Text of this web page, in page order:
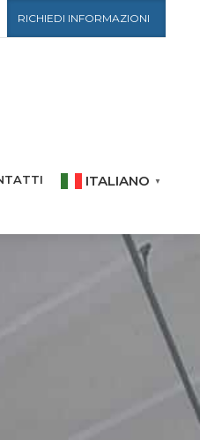
RICHIEDI INFORMAZIONI
ITALIANO ▼